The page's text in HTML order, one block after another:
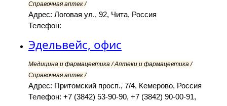
Справочная аптек /
Адрес: Логовая ул., 92, Чита, Россия
Телефон:
Эдельвейс, офис
Медицина и фармацевтика / Аптеки и фармацевтика /
Справочная аптек /
Адрес: Притомский просп., 7/4, Кемерово, Россия
Телефон: +7 (3842) 53-90-90, +7 (3842) 90-00-91,